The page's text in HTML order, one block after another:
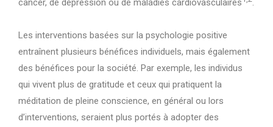
cancer, de dépression ou de maladies cardiovasculaires
.
Les interventions basées sur la psychologie positive
entraînent plusieurs bénéfices individuels, mais également
des bénéfices pour la société. Par exemple, les individus
qui vivent plus de gratitude et ceux qui pratiquent la
méditation de pleine conscience, en général ou lors
d’interventions, seraient plus portés à adopter des